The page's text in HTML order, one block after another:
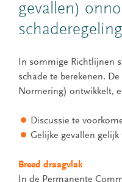
gevallen)
In sommige Richtlijnen
schade te berekenen.
Normering) ontwikkelt,
Discussie te
Gelijke gevallen gelijk
Breed draagvlak
In de Permanente